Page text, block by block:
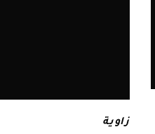
زاوية